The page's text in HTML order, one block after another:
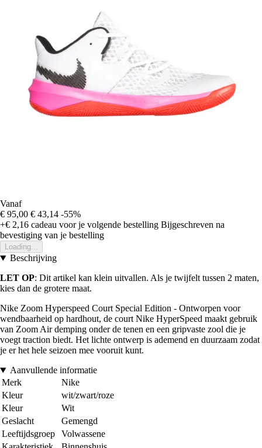
Vanaf
€ 95,00 € 43,14 -55%
+€ 2,16 cadeau voor je volgende bestelling Bijgeschreven na
bevestiging van je bestelling
Loading...
Beschrijving
LET OP: Dit artikel kan klein uitvallen. Als je twijfelt tussen 2 maten,
kies dan de grotere maat.
Nike Zoom Hyperspeed Court Special Edition - Ontworpen voor
wendbaarheid op hardhout, de court Nike HyperSpeed ​​maakt gebruik
van Zoom Air demping onder de tenen en een gripvaste zool die je
voegt traction biedt. Het lichte ontwerp is ademend en duurzaam zodat
je er het hele seizoen mee vooruit kunt.
Aanvullende informatie
Merk
Nike
Kleur
wit/zwart/roze
Kleur
Wit
Geslacht
Gemengd
Leeftijdsgroep
Volwassene